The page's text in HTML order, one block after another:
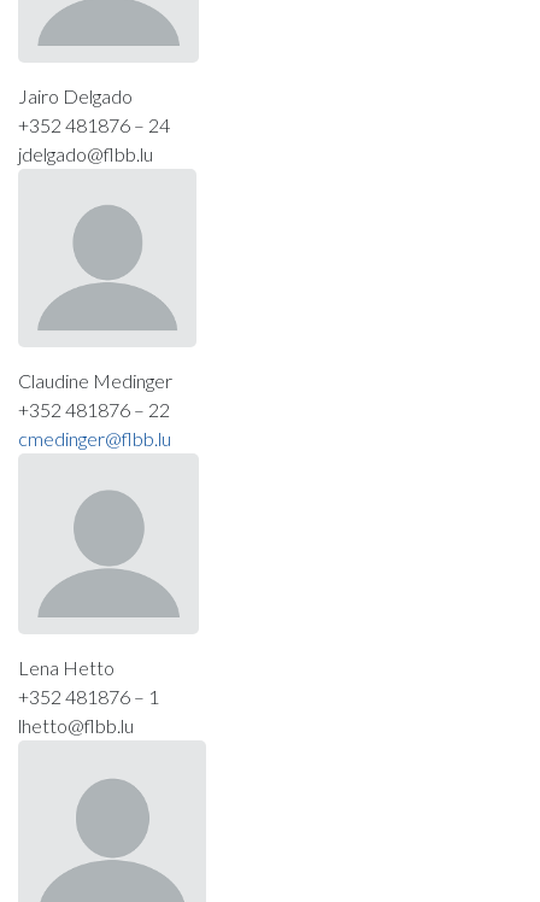
Jairo Delgado
+352 481876 – 24
jdelgado@flbb.lu
Claudine Medinger
+352 481876 – 22
cmedinger@flbb.lu
Lena Hetto
+352 481876 – 1
lhetto@flbb.lu